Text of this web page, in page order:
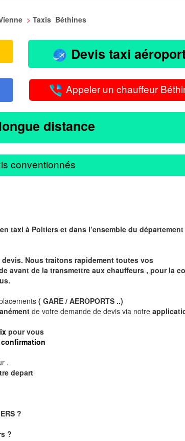
> Taxis Béthines
Devis taxi
Appeler un chauffeur
distance
conventionnés
taxi à Poitiers et dans l’ensemble du
Nous traitons rapidement toutes vos
avant de la transmettre aux chauffeurs , pour la
( GARE / AEROPORTS ..)
de votre demande de devis via notre
pour vous
.
depart
?
?